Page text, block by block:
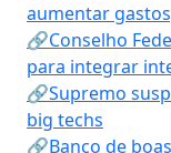
aumentar
🔗Conselho
para integrar
🔗Supremo
big techs
🔗Banco de